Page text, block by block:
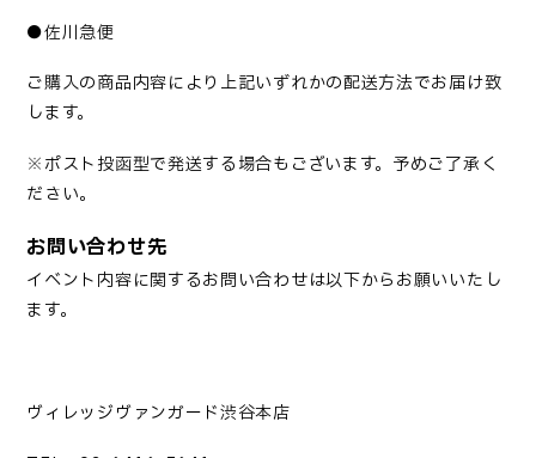
●佐川急便
ご購入の商品内容により上記いずれかの配送方法でお届け致
します。
※ポスト投函型で発送する場合もございます。予めご了承く
ださい。
お問い合わせ先
イベント内容に関するお問い合わせは以下からお願いいたし
ます。
ヴィレッジヴァンガード渋谷本店